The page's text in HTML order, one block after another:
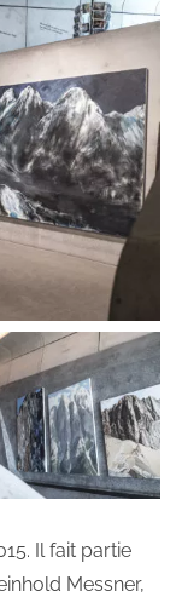
Il fait partie
Messner,